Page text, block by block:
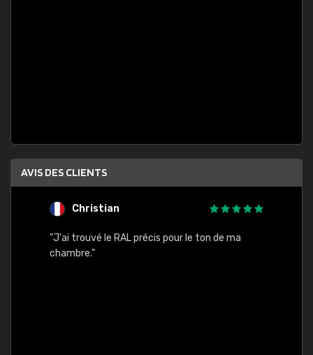
AVIS DES CLIENTS
Christian
"J'ai trouvé le RAL précis pour le ton de ma
chambre."